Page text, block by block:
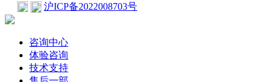
沪ICP备2022008703号
咨询中心
体验咨询
技术支持